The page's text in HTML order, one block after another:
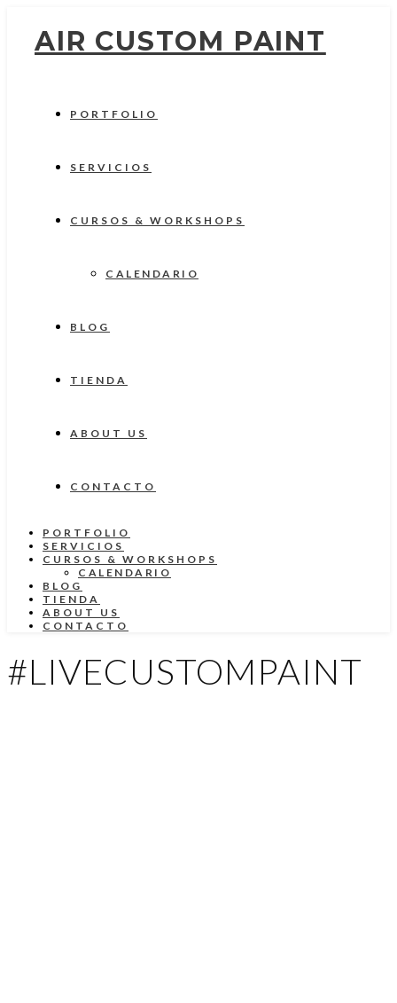
AIR CUSTOM PAINT
PORTFOLIO
SERVICIOS
CURSOS & WORKSHOPS
CALENDARIO
BLOG
TIENDA
ABOUT US
CONTACTO
PORTFOLIO
SERVICIOS
CURSOS & WORKSHOPS
CALENDARIO
BLOG
TIENDA
ABOUT US
CONTACTO
#LIVECUSTOMPAINT